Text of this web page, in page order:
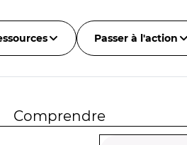
Passer à l'action
Comprendre